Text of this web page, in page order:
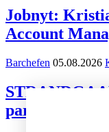
Jobnyt:
Account
Barchefen 05.08.2026
partner for